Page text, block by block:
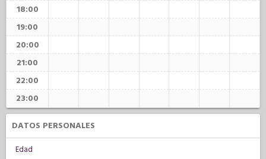
18:00
19:00
20:00
21:00
22:00
23:00
DATOS PERSONALES
Edad